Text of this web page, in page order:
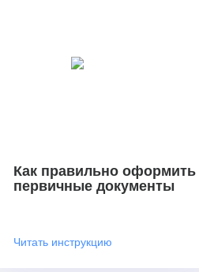
Как правильно оформить
первичные документы
Читать инструкцию